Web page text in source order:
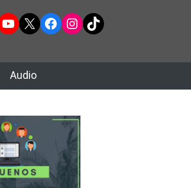
YouTube
X Facebook
Instagram
TikTok
Audio